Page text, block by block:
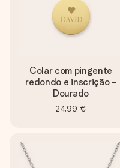
Colar com pingente
redondo e inscrição -
Dourado
24,99 €